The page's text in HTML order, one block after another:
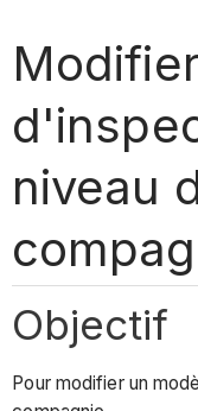
niveau
Objectif
Pour modifier un